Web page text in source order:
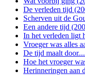
De verleden tijd
Scherven uit de
Een andere tijd
In het verleden ligt
Vroeger was alles
De tijd maalt
Hoe het vroeger
Herinneringen aan